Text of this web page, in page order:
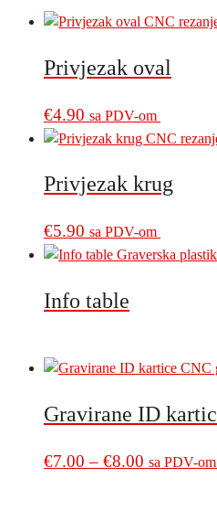
Privjezak oval
€4.90 sa PDV-om
Privjezak krug
€5.90 sa PDV-om
Info table
Gravirane ID
€7.00 – €8.00 Price
sa PDV-om